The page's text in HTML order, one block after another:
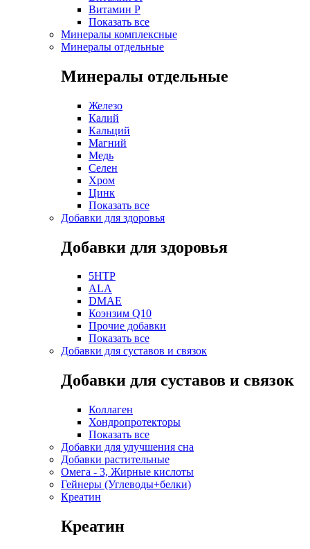
Витамин P
Показать все
Минералы комплексные
Минералы отдельные
Минералы отдельные
Железо
Калий
Кальций
Магний
Медь
Селен
Хром
Цинк
Показать все
Добавки для здоровья
Добавки для здоровья
5HTP
ALA
DMAE
Коэнзим Q10
Прочие добавки
Показать все
Добавки для суставов и связок
Добавки для суставов и связок
Коллаген
Хондропротекторы
Показать все
Добавки для улучшения сна
Добавки растительные
Омега - 3, Жирные кислоты
Гейнеры (Углеводы+белки)
Креатин
Креатин